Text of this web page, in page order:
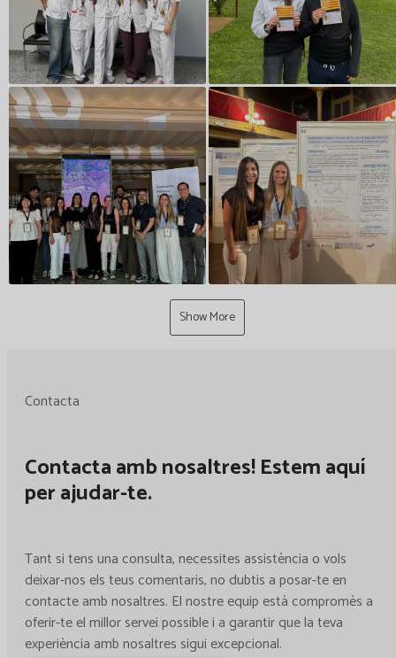
Show More
Contacta
Contacta amb nosaltres! Estem aquí
per ajudar-te.
Tant si tens una consulta, necessites assistència o vols
deixar-nos els teus comentaris, no dubtis a posar-te en
contacte amb nosaltres. El nostre equip està compromès a
oferir-te el millor servei possible i a garantir que la teva
experiència amb nosaltres sigui excepcional.